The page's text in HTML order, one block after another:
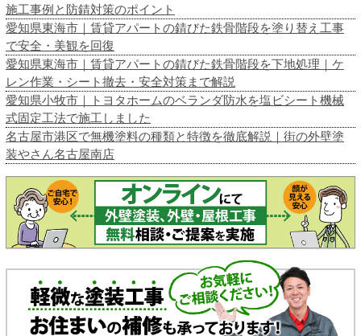
施工事例と防錆対策のポイント
愛知県東海市｜賃貸アパートの錆びた鉄骨階段を塗り替え工事
で安全・美観を回復
愛知県東海市｜賃貸アパートの錆びた鉄骨階段を下地処理｜ケ
レン作業・シート撤去・安全対策まで解説
愛知県小牧市｜トヨタホームのベランダ防水を塩ビシート機械
式固定工法で施工しました
名古屋市港区で無機塗料の種類と特徴を徹底解説｜街の外壁塗
装やさん名古屋南店